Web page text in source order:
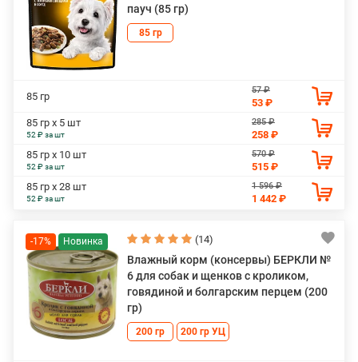
пауч (85 гр)
85 гр
85 гр
57 ₽
53 ₽
85 гр х 5 шт
52 ₽ за шт
285 ₽
258 ₽
85 гр х 10 шт
52 ₽ за шт
570 ₽
515 ₽
85 гр х 28 шт
52 ₽ за шт
1 596 ₽
1 442 ₽
-17% (14)
Влажный корм (консервы) БЕРКЛИ №
6 для собак и щенков с кроликом,
говядиной и болгарским перцем (200
гр)
200 гр 200 гр УЦ